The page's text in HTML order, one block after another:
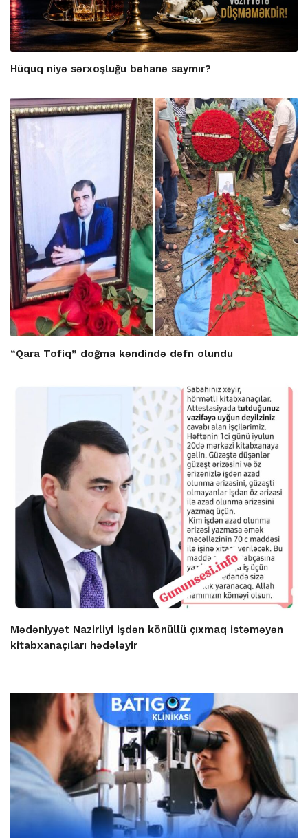
Hüquq niyə sərxoşluğu bəhanə saymır?
“Qara Tofiq” doğma kəndində dəfn olundu
Mədəniyyət Nazirliyi işdən könüllü çıxmaq istəməyən
kitabxanaçıları hədələyir